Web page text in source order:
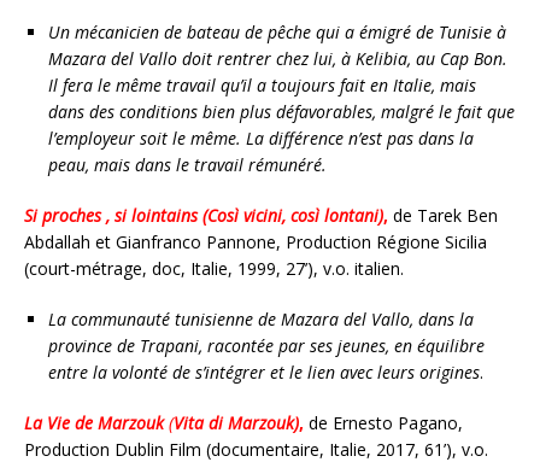
Un mécanicien de bateau de pêche qui a émigré de Tunisie à
Mazara del Vallo doit rentrer chez lui, à Kelibia, au Cap Bon.
Il fera le même travail qu’il a toujours fait en Italie, mais
dans des conditions bien plus défavorables, malgré le fait que
l’employeur soit le même. La différence n’est pas dans la
peau, mais dans le travail rémunéré.
Si proches , si lointains (Così vicini, così lontani), de Tarek Ben
Abdallah et Gianfranco Pannone, Production Régione Sicilia
(court-métrage, doc, Italie, 1999, 27’), v.o. italien.
La communauté tunisienne de Mazara del Vallo, dans la
province de Trapani, racontée par ses jeunes, en équilibre
entre la volonté de s’intégrer et le lien avec leurs origines.
La Vie de Marzouk(Vita di Marzouk), de Ernesto Pagano,
Production Dublin Film (documentaire, Italie, 2017, 61’), v.o.